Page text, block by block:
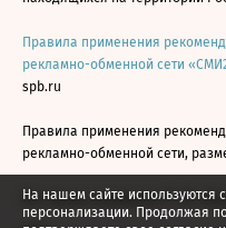
На нашем сайте используются
персонализации. Продолжая
Правила применения
рекламно-обменной сети
spb.ru
Правила применения
рекламно-обменной сети,
Все права защищены © АО